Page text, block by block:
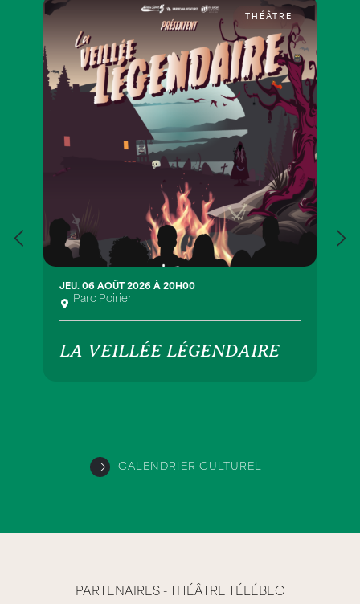
THÉÂTRE
JEU. 06 AOÛT 2026 À 20H00
Parc Poirier
LA VEILLÉE LÉGENDAIRE
CALENDRIER CULTUREL
PARTENAIRES - THÉÂTRE TÉLÉBEC